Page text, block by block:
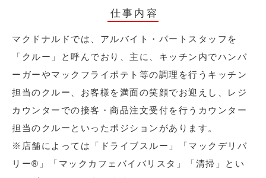
仕事内容
マクドナルドでは、アルバイト・パートスタッフを
「クルー」と呼んでおり、主に、キッチン内でハンバ
ーガーやマックフライポテト等の調理を行うキッチン
担当のクルー、お客様を満面の笑顔でお迎えし、レジ
カウンターでの接客・商品注文受付を行うカウンター
担当のクルーといったポジションがあります。
※店舗によっては「ドライブスルー」「マックデリバ
リー®︎」「マックカフェバイバリスタ」「清掃」とい